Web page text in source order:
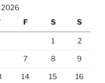
F S S
1 2
7 8 9
14 15 16